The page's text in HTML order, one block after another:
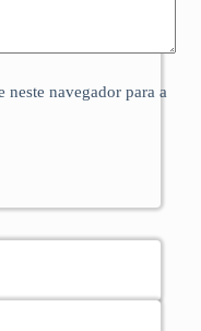
neste navegador para a